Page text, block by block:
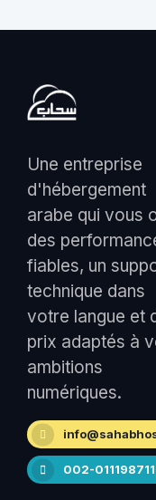
Une entreprise
d'hébergement
arabe qui vous
des
fiables, un
technique dans
votre langue et
prix adaptés à
ambitions
numériques.
002-